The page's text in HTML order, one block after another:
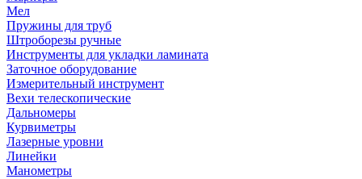
Мел
Пружины для труб
Штроборезы ручные
Инструменты для укладки ламината
Заточное оборудование
Измерительный инструмент
Вехи телескопические
Дальномеры
Курвиметры
Лазерные уровни
Линейки
Манометры